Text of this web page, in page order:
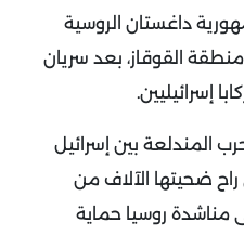
داغستان الروسية
القوقاز، بعد سريان
إسرائيليين.
المندلعة بين إسرائيل
والتي راح ضحيتها الآلاف من
مناشدة روسيا حماية